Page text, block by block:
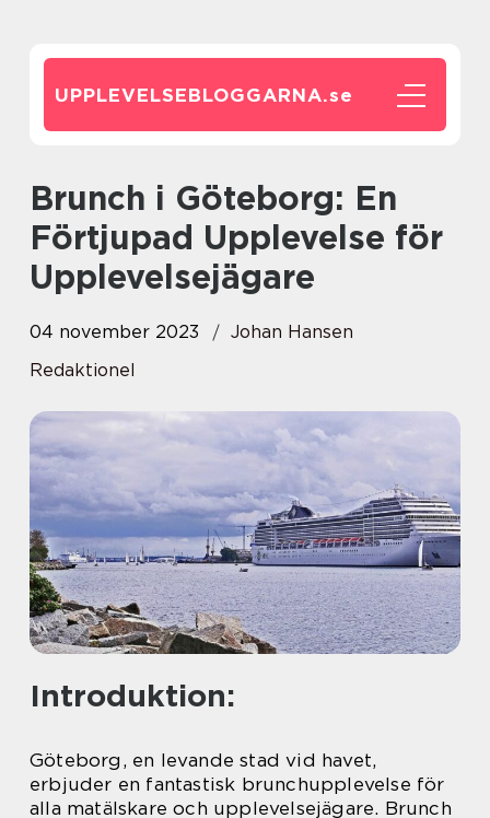
UPPLEVELSEBLOGGARNA.se
Brunch i Göteborg: En
Förtjupad Upplevelse för
Upplevelsejägare
04 november 2023
Johan Hansen
Redaktionel
Introduktion:
Göteborg, en levande stad vid havet,
erbjuder en fantastisk brunchupplevelse för
alla matälskare och upplevelsejägare. Brunch